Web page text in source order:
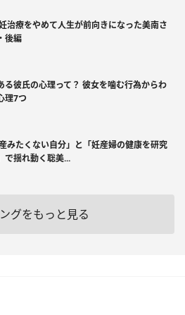
治療をやめて人生が前向きになった美南さ
後編
る彼氏の心理って？ 彼女を噛む行為からわ
理7つ
産みたくない自分」と「妊産婦の健康を研究
で揺れ動く聡美...
グをもっと見る